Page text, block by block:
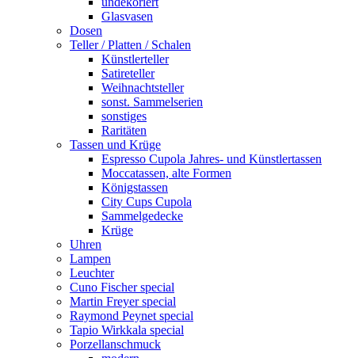
Glasvasen
Dosen
Teller / Platten / Schalen
Künstlerteller
Satireteller
Weihnachtsteller
sonst. Sammelserien
sonstiges
Raritäten
Tassen und Krüge
Espresso Cupola Jahres- und Künstlertassen
Moccatassen, alte Formen
Königstassen
City Cups Cupola
Sammelgedecke
Krüge
Uhren
Lampen
Leuchter
Cuno Fischer special
Martin Freyer special
Raymond Peynet special
Tapio Wirkkala special
Porzellanschmuck